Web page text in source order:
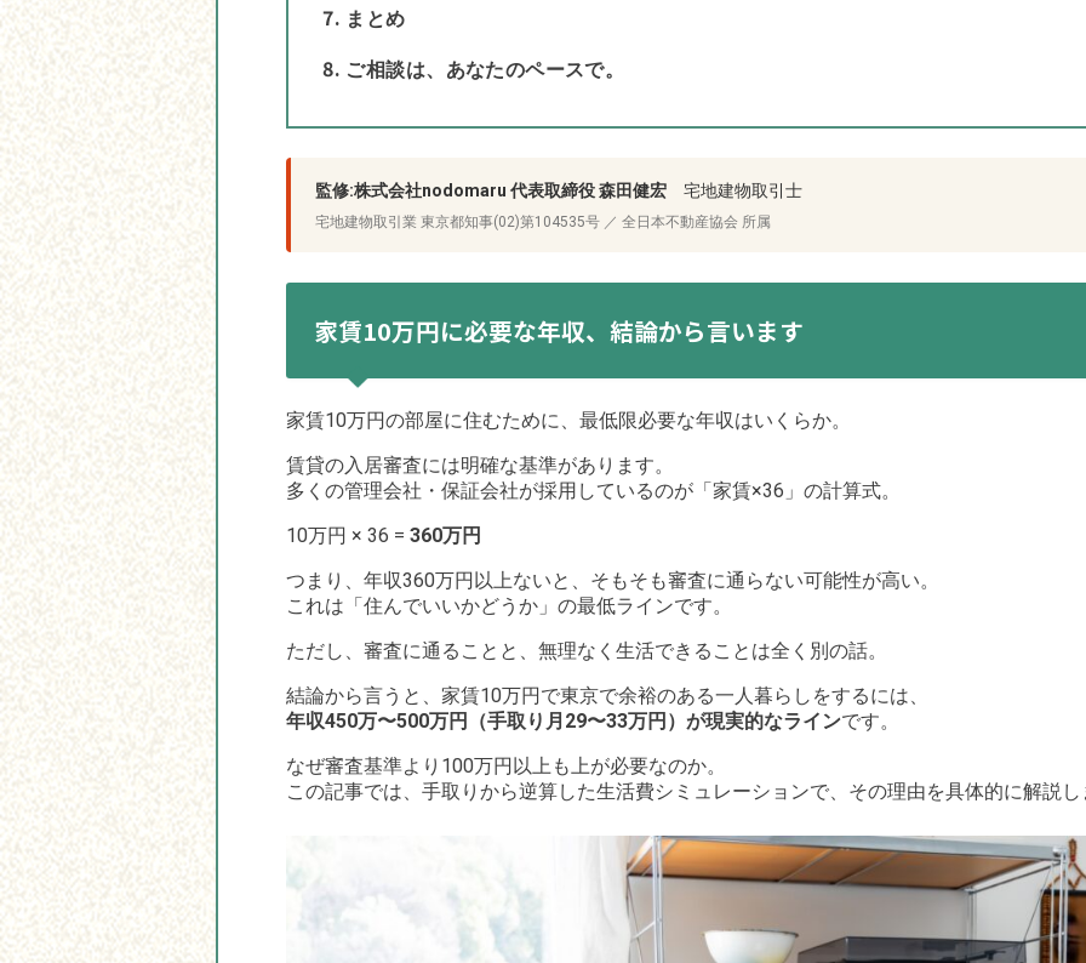
まとめ
ご相談は、あなたのペースで。
監修:株式会社nodomaru 代表取締役 森田健宏宅地建物取引士
宅地建物取引業 東京都知事(02)第104535号 ／ 全日本不動産協会 所属
家賃10万円に必要な年収、結論から言います
家賃10万円の部屋に住むために、最低限必要な年収はいくらか。
賃貸の入居審査には明確な基準があります。
多くの管理会社・保証会社が採用しているのが「家賃×36」の計算式。
10万円 × 36 = 360万円
つまり、年収360万円以上ないと、そもそも審査に通らない可能性が高い。
これは「住んでいいかどうか」の最低ラインです。
ただし、審査に通ることと、無理なく生活できることは全く別の話。
結論から言うと、家賃10万円で東京で余裕のある一人暮らしをするには、
年収450万〜500万円（手取り月29〜33万円）が現実的なラインです。
なぜ審査基準より100万円以上も上が必要なのか。
この記事では、手取りから逆算した生活費シミュレーションで、その理由を具体的に解説